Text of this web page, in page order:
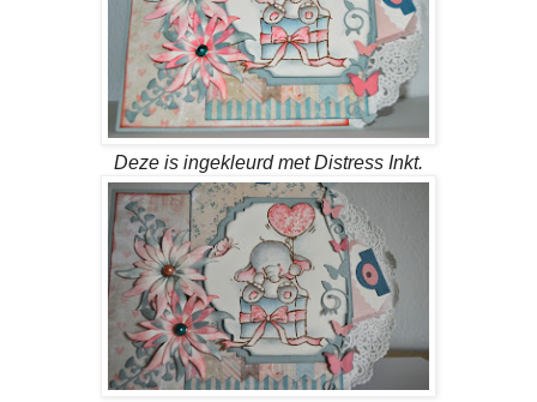
Deze is ingekleurd met Distress Inkt.